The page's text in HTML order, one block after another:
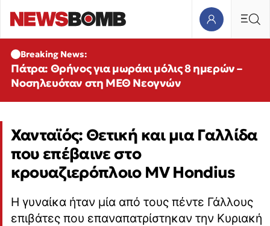
Breaking News:
Πάτρα: Θρήνος για μωράκι μόλις 8 ημερών –
Νοσηλευόταν στη ΜΕΘ Νεογνών
Χανταϊός: Θετική και μια Γαλλίδα
που επέβαινε στο
κρουαζιερόπλοιο MV Hondius
Η γυναίκα ήταν μία από τους πέντε Γάλλους
επιβάτες που επαναπατρίστηκαν την Κυριακή